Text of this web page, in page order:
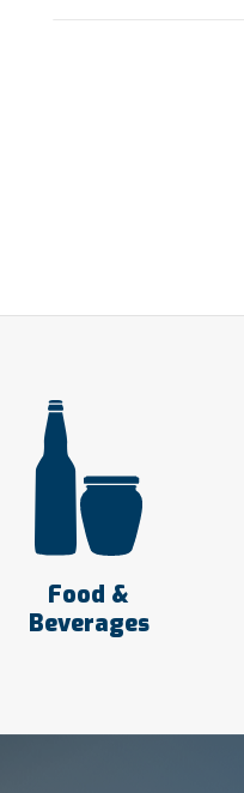
Food &
Beverages